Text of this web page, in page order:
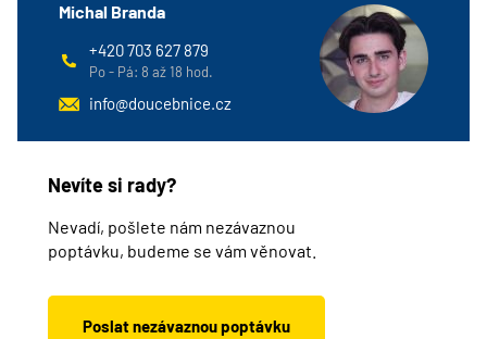
Michal Branda
+420 703 627 879
Po - Pá: 8 až 18 hod.
info@doucebnice.cz
Nevíte si rady?
Nevadí, pošlete nám nezávaznou
poptávku, budeme se vám věnovat.
Poslat nezávaznou poptávku